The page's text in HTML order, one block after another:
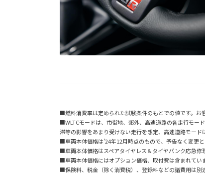
■燃料消費率は定められた試験条件のもとでの値です。お
■WLTCモードは、市街地、郊外、高速道路の各走行モー
滞等の影響をあまり受けない走行を想定、高速道路モード
■車両本体価格は'24年12月時点のもので、予告なく変更と
■車両本体価格はスペアタイヤレス＆タイヤパンク応急修
■車両本体価格にはオプション価格、取付費は含まれてい
■保険料、税金（除く消費税）、登録料などの諸費用は別